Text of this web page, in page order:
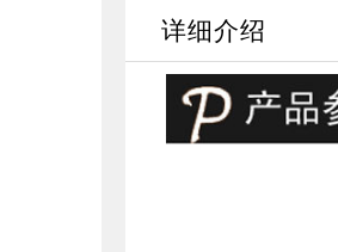
详细介绍